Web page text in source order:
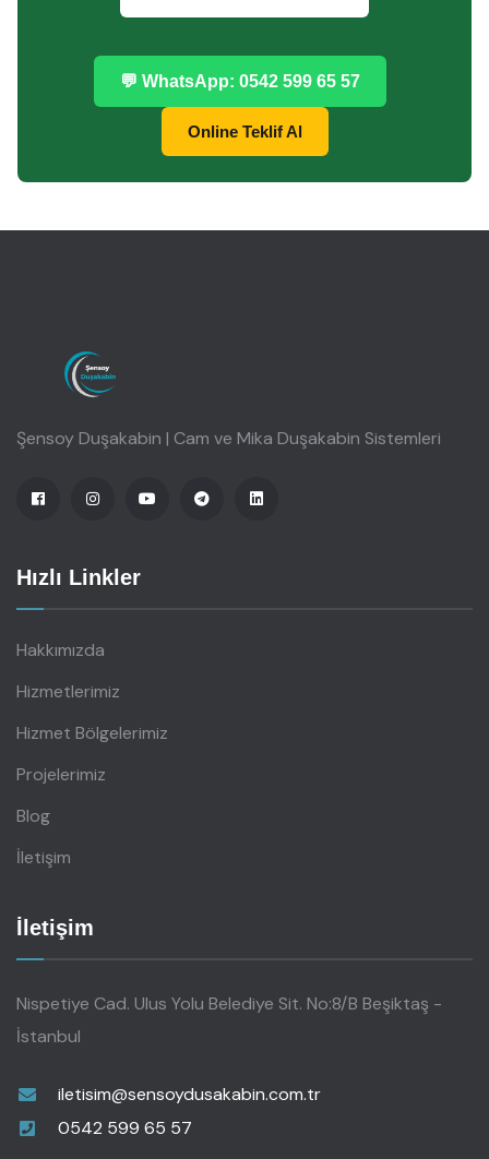
💬 WhatsApp: 0542 599 65 57
Online Teklif Al
Şensoy Duşakabin | Cam ve Mika Duşakabin Sistemleri
Hızlı Linkler
Hakkımızda
Hizmetlerimiz
Hizmet Bölgelerimiz
Projelerimiz
Blog
İletişim
İletişim
Nispetiye Cad. Ulus Yolu Belediye Sit. No:8/B Beşiktaş -
İstanbul
iletisim@sensoydusakabin.com.tr
0542 599 65 57